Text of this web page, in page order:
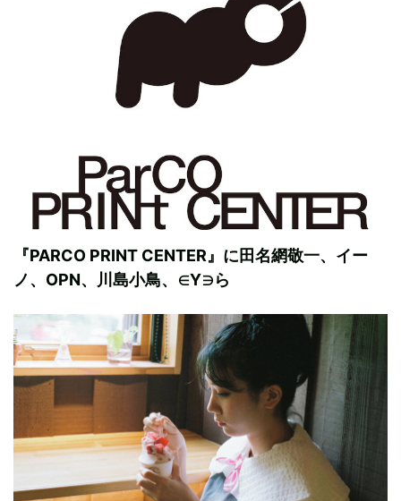
『PARCO PRINT CENTER』に田名網敬一、イー
ノ、OPN、川島小鳥、∈Y∋ら